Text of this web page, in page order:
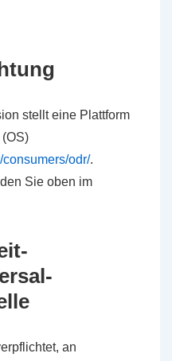
stellt eine Plattform
consumers/odr/.
Sie oben im
an